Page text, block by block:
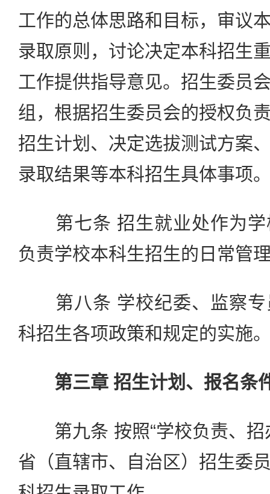
工作的总体思路和目标，审议
录取原则，讨论决定本科招生
工作提供指导意见。招生委员
组，根据招生委员会的授权负
招生计划、决定选拔测试方案
录取结果等本科招生具体事项
第七条 招生就业处作为学
负责学校本科生招生的日常管
第八条 学校纪委、监察专
科招生各项政策和规定的实施
第三章 招生计划、报名条
第九条 按照“学校负责、招
省（直辖市、自治区）招生委